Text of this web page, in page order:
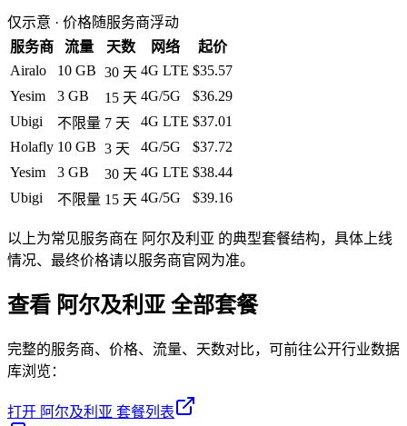
仅示意 · 价格随服务商浮动
服务商
流量 天数 网络
起价
Airalo
10 GB 30 天 4G LTE $35.57
Yesim
3 GB 15 天 4G/5G
$36.29
Ubigi
不限量 7 天 4G LTE $37.01
Holafly 10 GB 3 天 4G/5G
$37.72
Yesim
3 GB 30 天 4G LTE $38.44
Ubigi
不限量 15 天 4G/5G $39.16
以上为常见服务商在 阿尔及利亚 的典型套餐结构，具体上线
情况、最终价格请以服务商官网为准。
查看 阿尔及利亚 全部套餐
完整的服务商、价格、流量、天数对比，可前往公开行业数据
库浏览：
打开 阿尔及利亚 套餐列表